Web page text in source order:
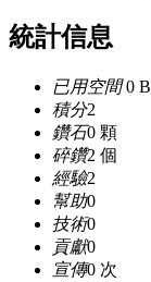
統計信息
已用空間0 B
積分2
鑽石0 顆
碎鑽2 個
經驗2
幫助0
技術0
貢獻0
宣傳0 次